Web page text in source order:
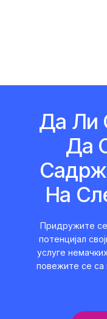
Да Ли
Да
На
Придружите
потенцијал
услуге
повежите се са